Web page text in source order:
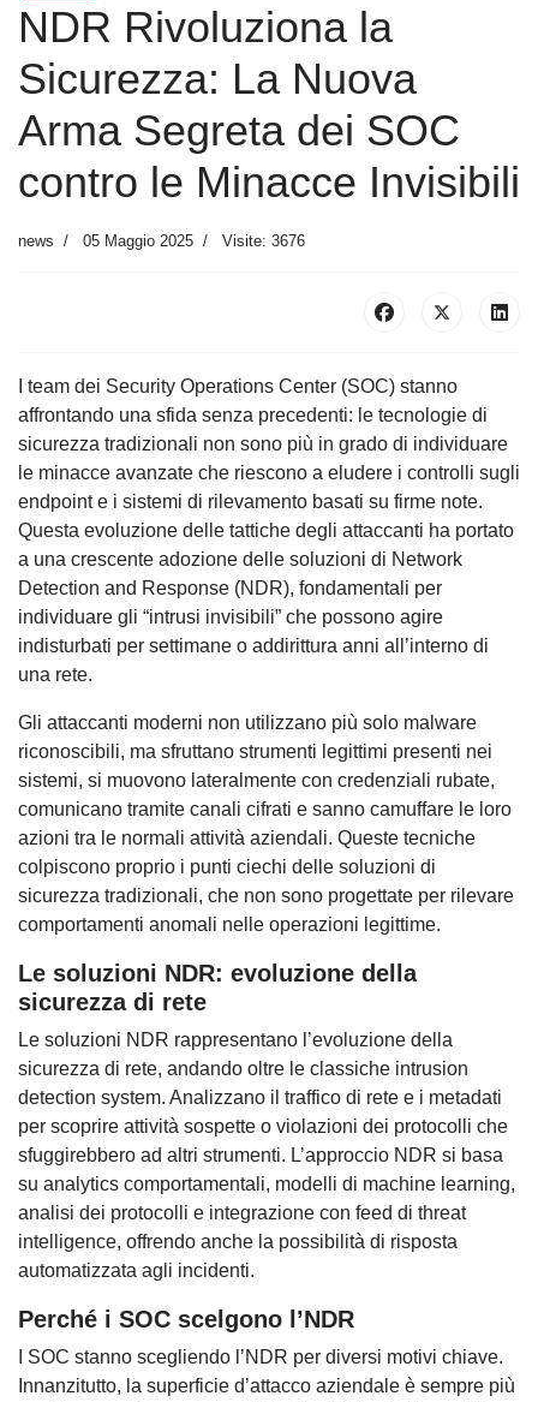
NDR Rivoluziona la
Sicurezza: La Nuova
Arma Segreta dei SOC
contro le Minacce Invisibili
news 05 Maggio 2025 Visite: 3676
I team dei Security Operations Center (SOC) stanno
affrontando una sfida senza precedenti: le tecnologie di
sicurezza tradizionali non sono più in grado di individuare
le minacce avanzate che riescono a eludere i controlli sugli
endpoint e i sistemi di rilevamento basati su firme note.
Questa evoluzione delle tattiche degli attaccanti ha portato
a una crescente adozione delle soluzioni di Network
Detection and Response (NDR), fondamentali per
individuare gli “intrusi invisibili” che possono agire
indisturbati per settimane o addirittura anni all’interno di
una rete.
Gli attaccanti moderni non utilizzano più solo malware
riconoscibili, ma sfruttano strumenti legittimi presenti nei
sistemi, si muovono lateralmente con credenziali rubate,
comunicano tramite canali cifrati e sanno camuffare le loro
azioni tra le normali attività aziendali. Queste tecniche
colpiscono proprio i punti ciechi delle soluzioni di
sicurezza tradizionali, che non sono progettate per rilevare
comportamenti anomali nelle operazioni legittime.
Le soluzioni NDR: evoluzione della
sicurezza di rete
Le soluzioni NDR rappresentano l’evoluzione della
sicurezza di rete, andando oltre le classiche intrusion
detection system. Analizzano il traffico di rete e i metadati
per scoprire attività sospette o violazioni dei protocolli che
sfuggirebbero ad altri strumenti. L’approccio NDR si basa
su analytics comportamentali, modelli di machine learning,
analisi dei protocolli e integrazione con feed di threat
intelligence, offrendo anche la possibilità di risposta
automatizzata agli incidenti.
Perché i SOC scelgono l’NDR
I SOC stanno scegliendo l’NDR per diversi motivi chiave.
Innanzitutto, la superficie d’attacco aziendale è sempre più